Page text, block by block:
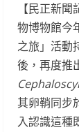
【民正新
物博物館今
之旅」活動
後，再度推
其卵鞘同步
入認識這種